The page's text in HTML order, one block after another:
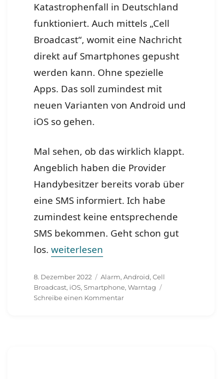
Katastrophenfall in Deutschland
funktioniert. Auch mittels „Cell
Broadcast“, womit eine Nachricht
direkt auf Smartphones gepusht
werden kann. Ohne spezielle
Apps. Das soll zumindest mit
neuen Varianten von Android und
iOS so gehen.
Mal sehen, ob das wirklich klappt.
Angeblich haben die Provider
Handybesitzer bereits vorab über
eine SMS informiert. Ich habe
zumindest keine entsprechende
SMS bekommen. Geht schon gut
los.„Warntesttag“
weiterlesen
Veröffentlicht
am
8. Dezember 2022 Schlagwörter
Alarm,Android,Cell
Broadcast, iOS,Smartphone,Warntag
Schreibe einen Kommentarzu